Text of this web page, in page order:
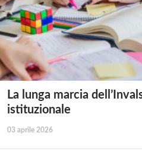
La lunga marcia
istituzionale
03 aprile 2026